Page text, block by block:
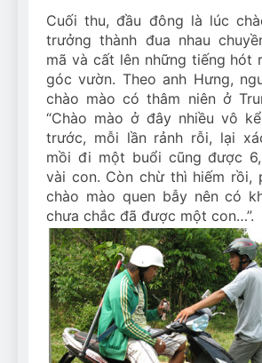
Cuối thu, đầu đông là lúc
trưởng thành đua nhau
mã và cất lên những tiếng hót
góc vườn. Theo anh Hưng,
chào mào có thâm niên ở
“Chào mào ở đây nhiều vô
trước, mỗi lần rảnh rỗi, lại
mồi đi một buổi cũng được
vài con. Còn chừ thì hiếm rồi,
chào mào quen bẫy nên có
chưa chắc đã được một con…”.